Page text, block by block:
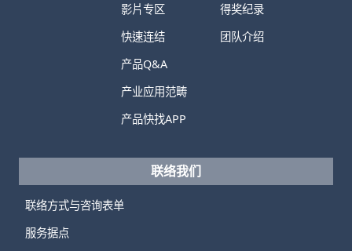
影片专区
快速连结
产品Q&A
产业应用范畴
产品快找APP
得奖纪录
团队介绍
联络我们
联络方式与咨询表单
服务据点